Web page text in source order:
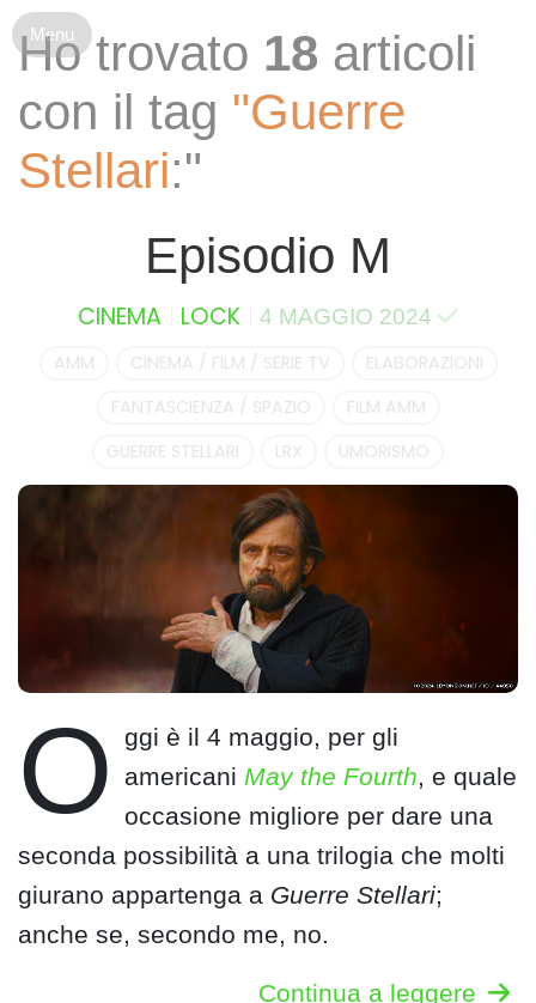
Ho trovato 18 articoli
con il tag "Guerre
Stellari:"
Episodio M
CINEMA LOCK 4 MAGGIO 2024
AMM CINEMA / FILM / SERIE TV
ELABORAZIONI
FANTASCIENZA / SPAZIO
FILM AMM
GUERRE STELLARI
LRX UMORISMO
O
ggi è il 4 maggio, per gli
americani May the Fourth, e quale
occasione migliore per dare una
seconda possibilità a una trilogia che molti
giurano appartenga a Guerre Stellari;
anche se, secondo me, no.
Continua a leggere